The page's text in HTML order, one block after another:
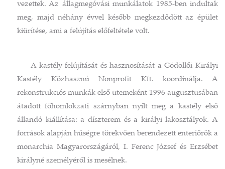
vezettek. Az állagmegóvási munkálatok 1985-ben indultak
meg, majd néhány évvel később megkezdődött az épület
kiürítése, ami a felújítás előfeltétele volt.
A kastély felújítását és hasznosítását a Gödöllői Királyi
Kastély Közhasznú Nonprofit Kft. koordinálja. A
rekonstrukciós munkák első ütemeként 1996 augusztusában
átadott főhomlokzati szárnyban nyílt meg a kastély első
állandó kiállítása: a díszterem és a királyi lakosztályok. A
források alapján hűségre törekvően berendezett enteriőrök a
monarchia Magyarországáról, I. Ferenc József és Erzsébet
királyné személyéről is mesélnek.